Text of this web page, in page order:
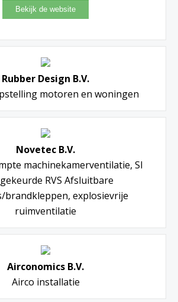
Rubber Design B.V.
motoren en woningen
Novetec B.V.
machinekamerventilatie, SI
RVS Afsluitbare
brandkleppen, explosievrije
ruimventilatie
Airconomics B.V.
Airco installatie